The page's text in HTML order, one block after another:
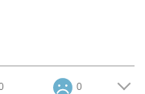
0